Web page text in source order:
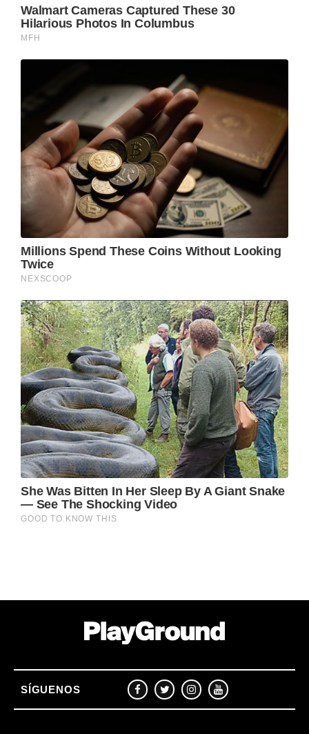
SÍGUENOS